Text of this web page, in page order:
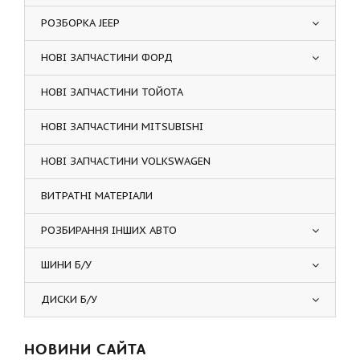
РОЗБОРКА JEEP
НОВІ ЗАПЧАСТИНИ ФОРД
НОВІ ЗАПЧАСТИНИ ТОЙОТА
НОВІ ЗАПЧАСТИНИ MITSUBISHI
НОВІ ЗАПЧАСТИНИ VOLKSWAGEN
ВИТРАТНІ МАТЕРІАЛИ
РОЗБИРАННЯ ІНШИХ АВТО
ШИНИ Б/У
ДИСКИ Б/У
НОВИНИ САЙТА